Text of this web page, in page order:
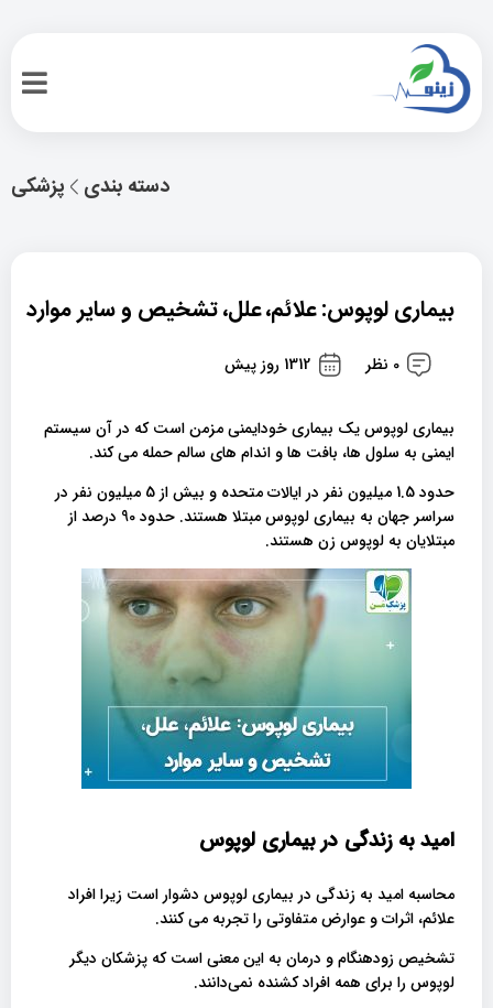
پزشکی دسته بندی
بیماری لوپوس: علائم، علل، تشخیص و سایر موارد
0 نظر 1312 روز پیش
بیماری لوپوس یک بیماری خودایمنی مزمن است که در آن سیستم
ایمنی به سلول ها، بافت ها و اندام های سالم حمله می کند.
حدود 1.5 میلیون نفر در ایالات متحده و بیش از 5 میلیون نفر در
سراسر جهان به بیماری لوپوس مبتلا هستند. حدود 90 درصد از
مبتلایان به لوپوس زن هستند.
امید به زندگی در بیماری لوپوس
محاسبه امید به زندگی در بیماری لوپوس دشوار است زیرا افراد
علائم، اثرات و عوارض متفاوتی را تجربه می کنند.
تشخیص زودهنگام و درمان‌ به این معنی است که پزشکان دیگر
لوپوس را برای همه افراد کشنده نمی‌دانند.